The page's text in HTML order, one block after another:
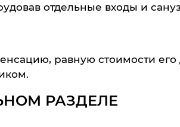
отдельные входы и
равную стоимости его
РАЗДЕЛЕ